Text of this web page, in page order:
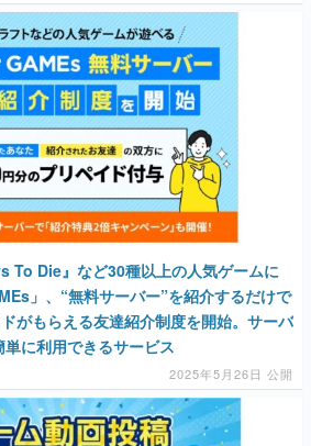
To Die』など30種以上の人気ゲームに
」、“無料サーバー”を紹介するだけで
がもらえる友達紹介制度を開始。サーバ
に利用できるサービス
2025年5月26日 公開